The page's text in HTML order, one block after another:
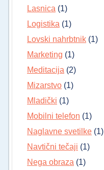
Lasnica (1)
Logistika (1)
Lovski nahrbtnik (1)
Marketing (1)
Meditacija (2)
Mizarstvo (1)
Mladički (1)
Mobilni telefon (1)
Naglavne svetilke (1)
Navtični tečaji (1)
Nega obraza (1)